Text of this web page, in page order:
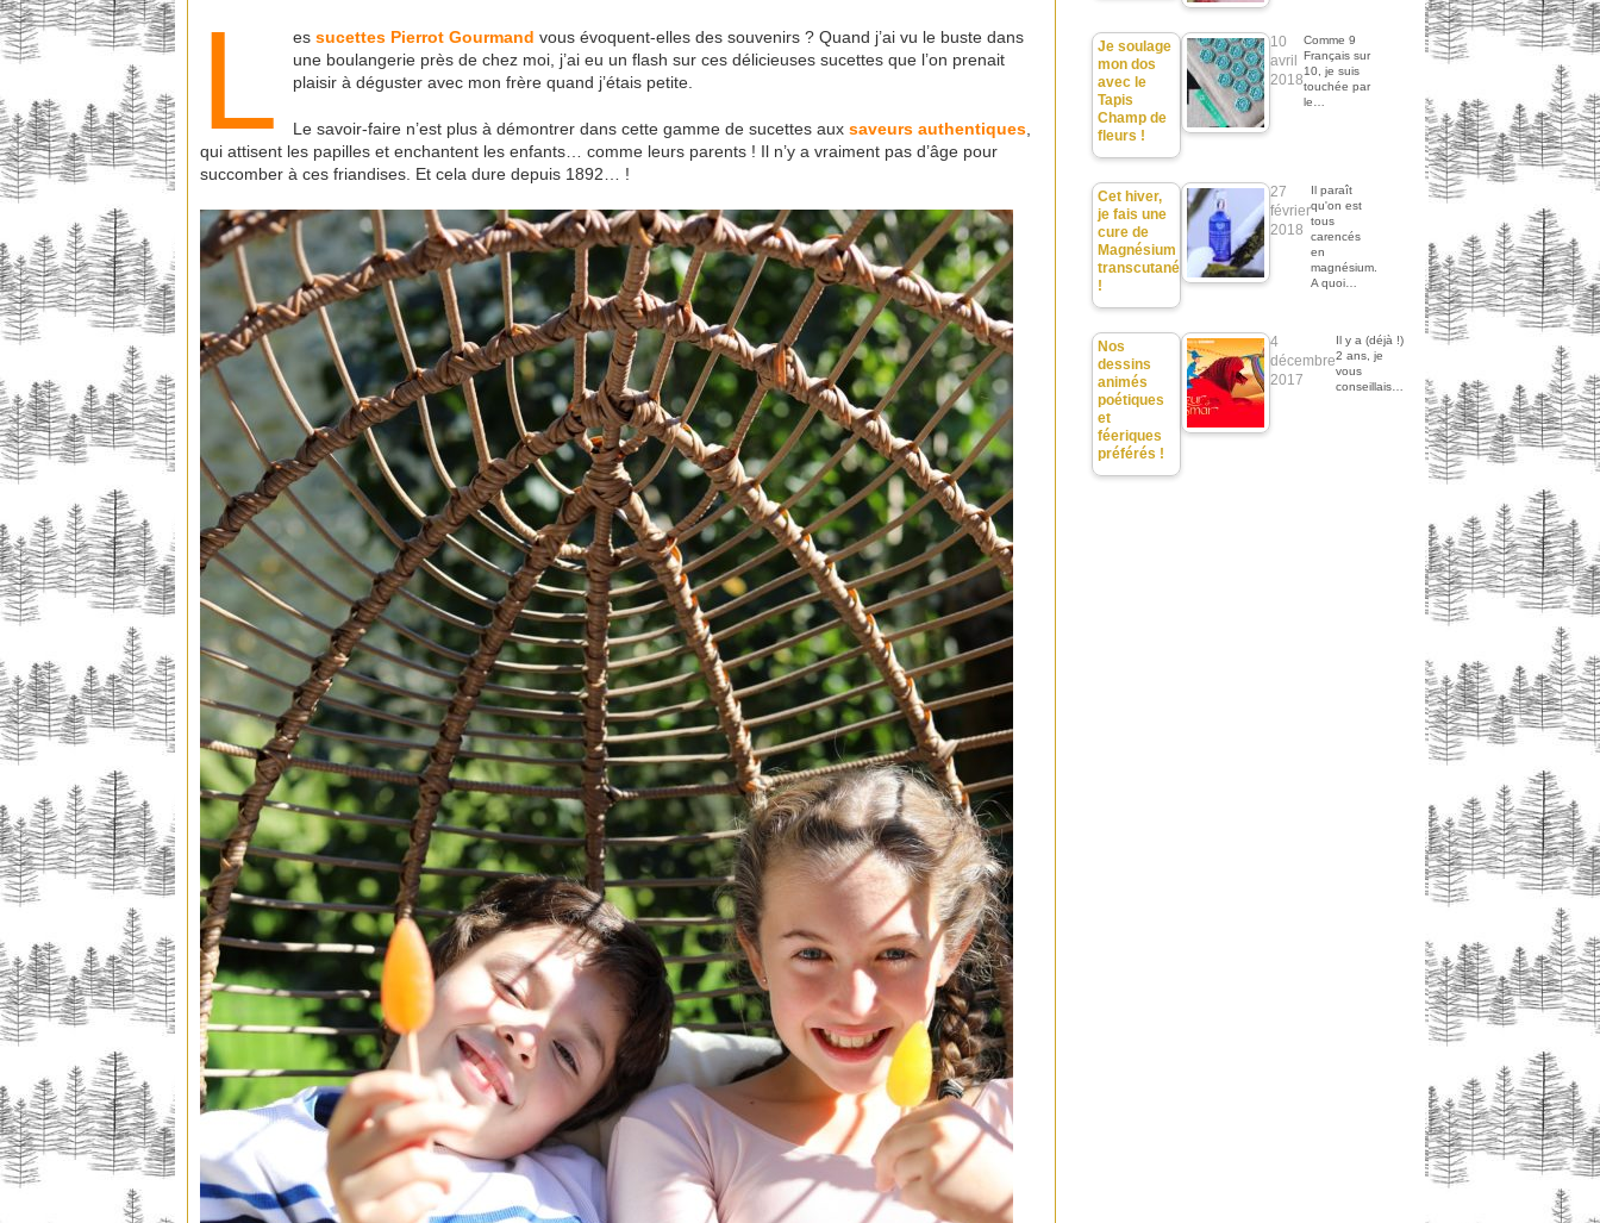
L es sucettes Pierrot Gourmand vous évoquent-elles des souvenirs ? Quand j’ai vu le buste dans
une boulangerie près de chez moi, j’ai eu un flash sur ces délicieuses sucettes que l’on prenait
plaisir à déguster avec mon frère quand j’étais petite.
Le savoir-faire n’est plus à démontrer dans cette gamme de sucettes aux saveurs authentiques,
qui attisent les papilles et enchantent les enfants… comme leurs parents ! Il n’y a vraiment pas d’âge pour
succomber à ces friandises. Et cela dure depuis 1892… !
Je soulage
mon dos
avec le
Tapis
Champ de
fleurs !
10
avril
2018
Comme 9
Français sur
10, je suis
touchée par
le…
Cet hiver,
je fais une
cure de
Magnésium
transcutané
!
27
février
2018
Il paraît
qu'on est
tous
carencés
en
magnésium.
A quoi…
Nos
dessins
animés
poétiques
et
féeriques
préférés !
4
décembre
2017
Il y a (déjà !)
2 ans, je
vous
conseillais…